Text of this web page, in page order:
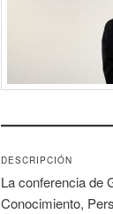
DESCRIPCIÓN
La conferencia de
Conocimiento,